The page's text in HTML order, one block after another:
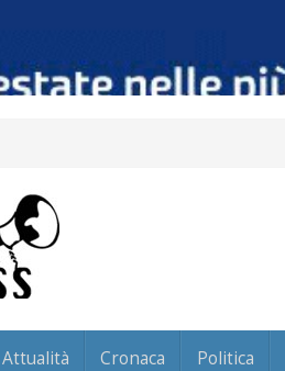
Attualità Cronaca Politica